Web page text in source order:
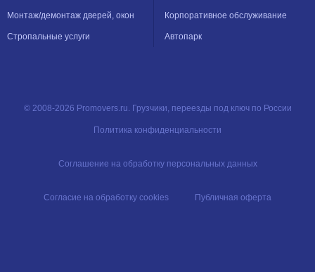
Монтаж/демонтаж дверей, окон
Стропальные услуги
Корпоративное обслуживание
Автопарк
© 2008-2026 Promovers.ru. Грузчики, переезды под ключ по России
Политика конфиденциальности
Соглашение на обработку персональных данных
Согласие на обработку cookies Публичная оферта